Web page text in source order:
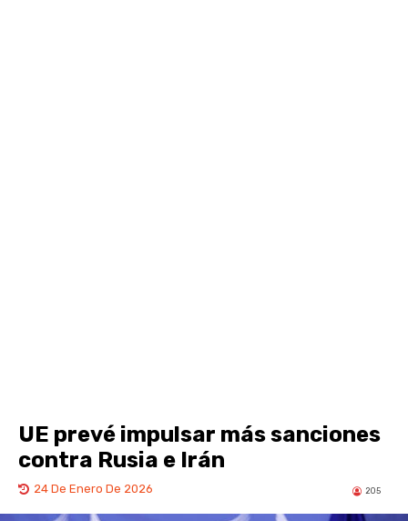
UE prevé impulsar más sanciones
contra Rusia e Irán
24 De Enero De 2026 205